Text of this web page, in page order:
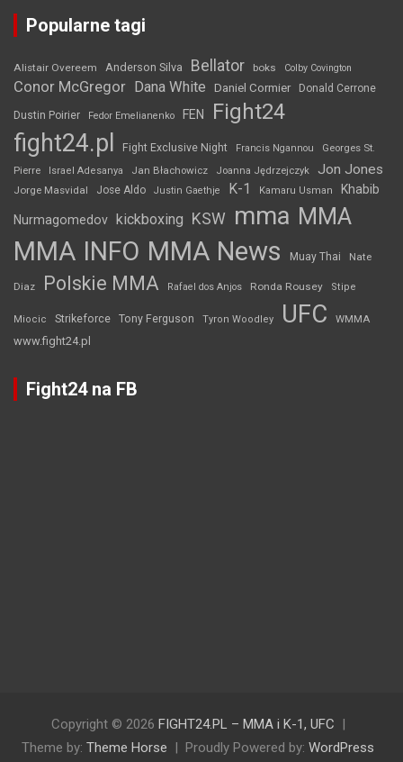
Popularne tagi
Alistair Overeem Anderson Silva Bellator boks Colby Covington
Conor McGregor Dana White Daniel Cormier Donald Cerrone
Dustin Poirier Fedor Emelianenko FEN Fight24
fight24.pl Fight Exclusive Night Francis Ngannou
Georges St.
Pierre
Israel Adesanya Jan Błachowicz Joanna Jędrzejczyk Jon Jones
Jorge Masvidal Jose Aldo Justin Gaethje K-1 Kamaru Usman Khabib
Nurmagomedov kickboxing KSW mma MMA
MMA INFO MMA News Muay Thai Nate
Diaz Polskie MMA Rafael dos Anjos Ronda Rousey Stipe
Miocic Strikeforce Tony Ferguson Tyron Woodley UFC WMMA
www.fight24.pl
Fight24 na FB
Copyright © 2026 FIGHT24.PL – MMA i K-1, UFC
Theme by: Theme Horse Proudly Powered by: WordPress